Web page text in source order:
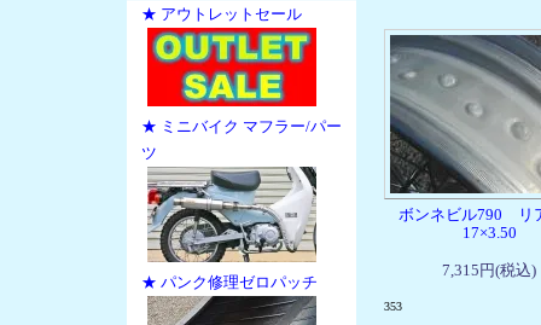
★ アウトレットセール
★ ミニバイク マフラー/パー
ツ
★ パンク修理ゼロパッチ
ボンネビル790
17×3.50
7,315円(税込)
353